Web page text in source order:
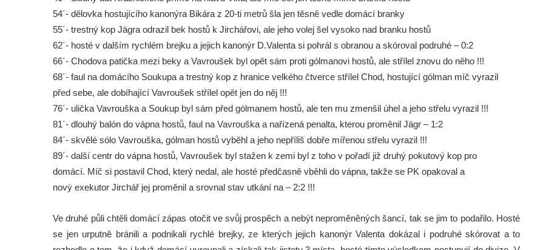
54´- dělovka hostujícího kanonýra Bikára z 20-ti metrů šla jen těsně vedle domácí branky
55´- trestný kop Jägra odrazil bek hostů k Jirchářovi, ale jeho volej šel vysoko nad branku hostů
62´- hosté v dalším rychlém brejku a jejich kanonýr D.Valenta si pohrál s obranou a skóroval podruhé – 0:2
66´- Chodova patička mezi beky a Vavroušek byl opět sám proti gólmanovi hostů, ale střílel znovu do něho !!!
68´- faul na domácího Soukupa a trestný kop z hranice velkého čtverce střílel Chod, hostující gólman míč vyrazil
před sebe, ale dobíhající Vavroušek střílel opět jen do něj !!!
76´- ulička Vavrouška a Soukup byl sám před gólmanem hostů, ale ten mu zmenšil úhel a jeho střelu vyrazil !!!
81´- dlouhý balón do vápna hostů, faul na Vavrouška a nařízená penalta, kterou proměnil Jägr – 1:2
84´- skvělé sólo Vavrouška, gólman hostů vyběhl a jeho nepříliš dobře mířenou střelu vyrazil !!!
89´- další centr do vápna hostů, Vavroušek byl stažen k zemi byl z toho v pořadí již druhý pokutový kop pro
domácí. Míč si postavil Chod, který nedal, ale hosté předčasně vběhli do vápna, takže se PK opakoval a
nový exekutor Jirchář jej proměnil a srovnal stav utkání na – 2:2 !!!
Ve druhé půli chtěli domácí zápas otočit ve svůj prospěch a nebýt neproměněných šancí, tak se jim to podařilo. Hosté
se jen urputně bránili a podnikali rychlé brejky, ze kterých jejich kanonýr Valenta dokázal i podruhé skórovat a to